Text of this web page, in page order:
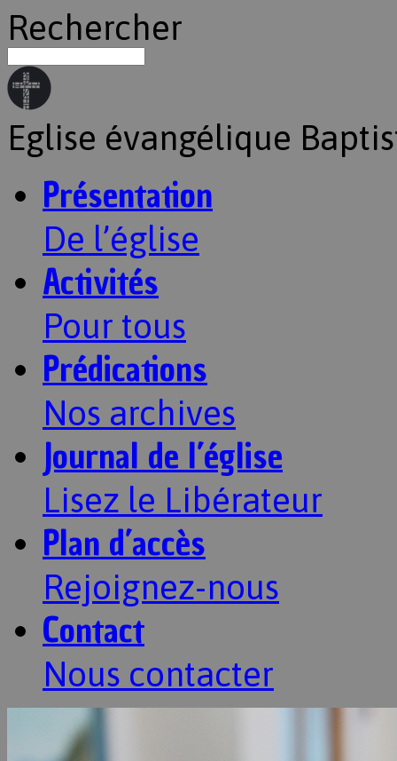
Rechercher
Eglise évangélique
Présentation
De l’église
Activités
Pour tous
Prédications
Nos archives
Journal de l’église
Lisez le Libérateur
Plan d’accès
Rejoignez-nous
Contact
Nous contacter